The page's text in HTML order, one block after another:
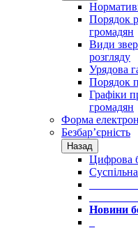
Порядок
громадян
Види
розгляду
Урядова
Порядок
Графіки
громадян
Форма
Безбар’єрність
Назад
Цифрова
Новини